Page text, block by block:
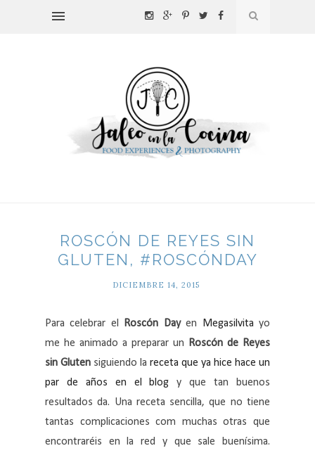
ROSCÓN DE REYES SIN
GLUTEN, #ROSCÓNDAY
DICIEMBRE 14, 2015
Para celebrar el Roscón Dayen Megasilvita yo
me he animado a preparar un
Roscón de Reyes
sin Gluten siguiendo la receta que ya hice hace un
par de años en el blog y que tan buenos
resultados da. Una receta sencilla, que no tiene
tantas complicaciones com muchas otras que
encontraréis en la red y que sale buenísima.